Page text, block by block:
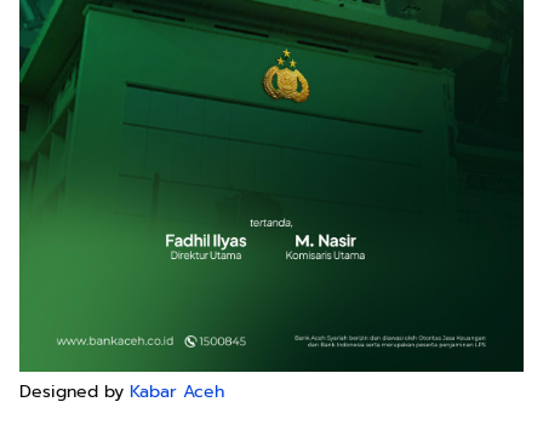
Designed by Kabar Aceh